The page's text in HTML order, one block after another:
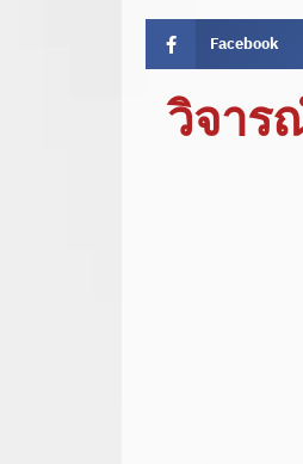
Facebook
วิจาร